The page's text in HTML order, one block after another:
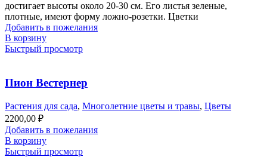
достигает высоты около 20-30 см. Его листья зеленые,
плотные, имеют форму ложно-розетки. Цветки
Добавить в пожелания
В корзину
Быстрый просмотр
Пион Вестернер
Растения для сада, Многолетние цветы и травы, Цветы
2200,00 ₽
Добавить в пожелания
В корзину
Быстрый просмотр